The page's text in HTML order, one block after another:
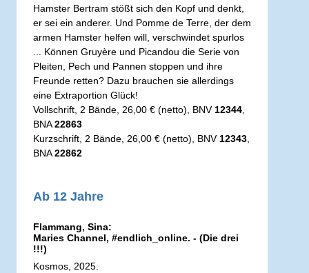
Hamster Bertram stößt sich den Kopf und denkt,
er sei ein anderer. Und Pomme de Terre, der dem
armen Hamster helfen will, verschwindet spurlos
... Können Gruyère und Picandou die Serie von
Pleiten, Pech und Pannen stoppen und ihre
Freunde retten? Dazu brauchen sie allerdings
eine Extraportion Glück!
Vollschrift, 2 Bände, 26,00 € (netto), BNV 12344
BNA22863
Kurzschrift, 2 Bände, 26,00 € (netto), BNV 12343
BNA22862
Ab 12 Jahre
Flammang, Sina:
Maries Channel, #endlich_online. - (Die drei
!!!)
Kosmos, 2025.